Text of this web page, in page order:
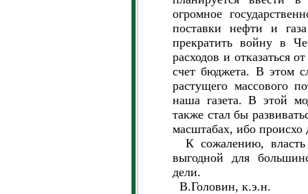
огромное
поставки нефти и
прекратить войну в
расходов и отказаться
счет бюджета. В этом
растущего массового
наша газета. В этой
также стал бы
масштабах, ибо происхо
К сожалению, власть
выгодной для
дели.
В.Головин, к.э.н.